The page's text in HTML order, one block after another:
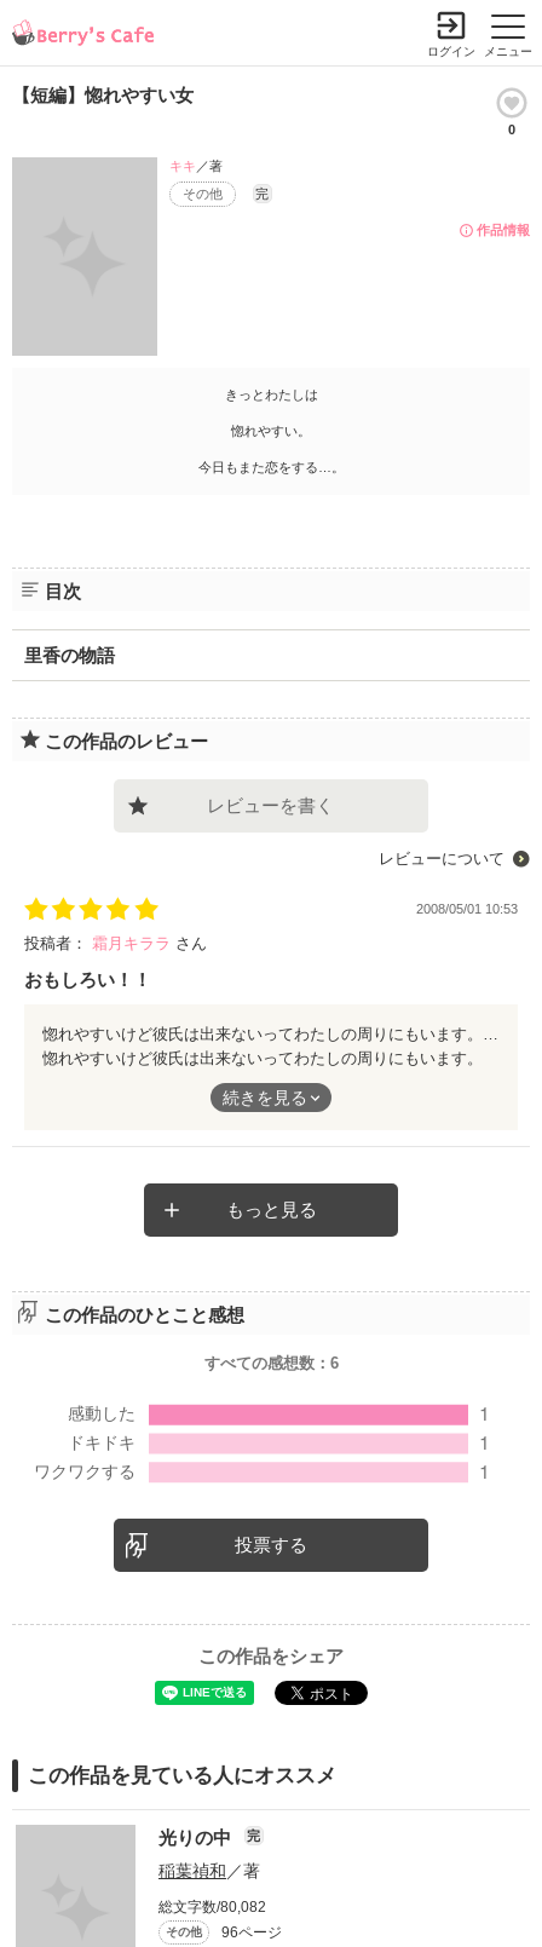
メニュー
ログイン
【短編】惚れやすい女
0
作品情報
その他 完
キキ ／著
きっとわたしは
惚れやすい。
今日もまた恋をする…。
目次
里香の物語
この作品のレビュー
レビューを書く
レビューについて
2008/05/01 10:53
投稿者： 霜月キララ さん
おもしろい！！
惚れやすいけど彼氏は出来ないってわたしの周りにもいます。
すごく友達が言ってることと似てて共感できまくりでした。
里香ちゃんと啓くんのこれからも続編で教えてほしいくらいで
続きを見る
もっと見る
この作品のひとこと感想
すべての感想数： 6
投票する
この作品をシェア
この作品を見ている人にオススメ
光りの中 完
稲葉禎和 ／著
総文字数/80,082
その他 96ページ